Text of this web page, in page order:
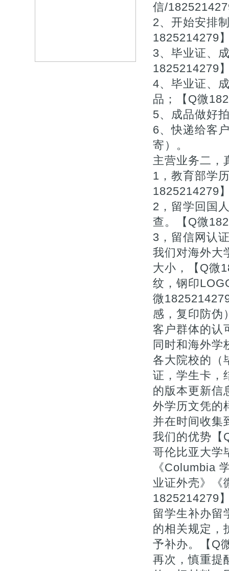
信/
2、开始安排
1825214279
3、毕业证、
1825214279
4、毕业证、
品；【Q微
5、成品做好
6、快递给客
寄）。
主营业务二，
1，教育部学
1825214279
2，留学回国
查。【Q微
3，留信网认
我们对海外大
大小，【Q微
纹，钢印
微
感，复印防伪
客户群体的认
同时和海外学
各大院校的（
证，学生卡，
的版本更新信
外学历文凭的
并在时间收集
我们的优势【
哥伦比亚大学
《Columbia
业证外壳》《
1825214279
留学生补办留
的相关规定，
予补办。【Q
再次，慎重提